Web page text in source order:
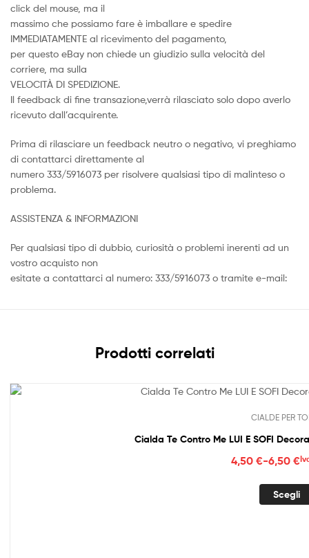
click del mouse, ma il
massimo che possiamo fare è imballare e spedire
IMMEDIATAMENTE al ricevimento del pagamento,
per questo eBay non chiede un giudizio sulla velocità del
corriere, ma sulla
VELOCITÀ DI SPEDIZIONE.
Il feedback di fine transazione,verrà rilasciato solo dopo averlo
ricevuto dall’acquirente.
Prima di rilasciare un feedback neutro o negativo, vi preghiamo
di contattarci direttamente al
numero 333/5916073 per risolvere qualsiasi tipo di malinteso o
problema.
ASSISTENZA & INFORMAZIONI
Per qualsiasi tipo di dubbio, curiosità o problemi inerenti ad un
vostro acquisto non
esitate a contattarci al numero: 333/5916073 o tramite e-mail:
Prodotti correlati
CIALDE PER
Cialda Te Contro Me LUI E SOFI
4,50 €-6,50 €
Scegli